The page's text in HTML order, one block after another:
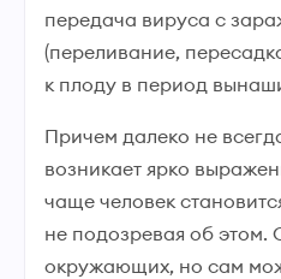
передача вируса с
(переливание,
к плоду в период
Причем далеко не
возникает ярко
чаще человек
не подозревая об этом.
окружающих, но сам